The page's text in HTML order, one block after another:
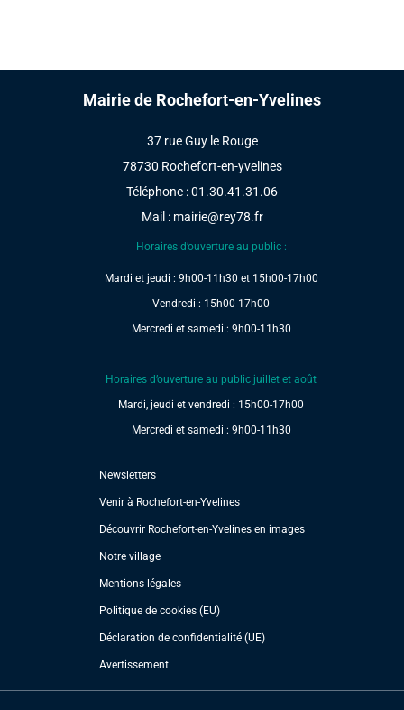
Mairie de Rochefort-en-Yvelines
37 rue Guy le Rouge
78730 Rochefort-en-yvelines
Téléphone : 01.30.41.31.06
Mail : mairie@rey78.fr
Horaires d’ouverture au public :
Mardi et jeudi : 9h00-11h30 et 15h00-17h00
Vendredi : 15h00-17h00
Mercredi et samedi : 9h00-11h30
Horaires d’ouverture au public juillet et août
Mardi, jeudi et vendredi : 15h00-17h00
Mercredi et samedi : 9h00-11h30
Newsletters
Venir à Rochefort-en-Yvelines
Découvrir Rochefort-en-Yvelines en images
Notre village
Mentions légales
Politique de cookies (EU)
Déclaration de confidentialité (UE)
Avertissement